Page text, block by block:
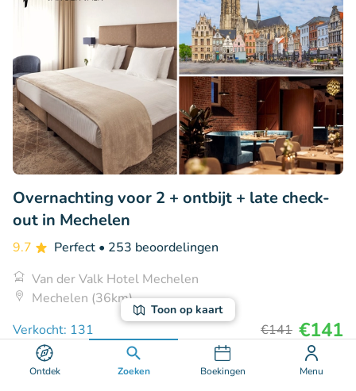
Ontdek Zoeken Boekingen Menu
Toon op kaart
Overnachting voor 2 + ontbijt + late check-
out in Mechelen
9.7 Perfect • 253 beoordelingen
Van der Valk Hotel Mechelen
Mechelen (36km)
Verkocht: 131
€141 €141